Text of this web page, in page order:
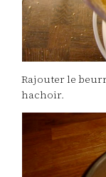
Rajouter le
hachoir.